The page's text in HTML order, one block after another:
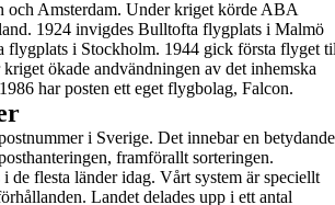
och Amsterdam. Under kriget körde ABA
1924 invigdes Bulltofta flygplats i Malmö
flygplats i Stockholm. 1944 gick första flyget
ökade andvändningen av det inhemska
har posten ett eget flygbolag, Falcon.
i Sverige. Det innebar en betydande
framförallt sorteringen.
de flesta länder idag. Vårt system är speciellt
Landet delades upp i ett antal